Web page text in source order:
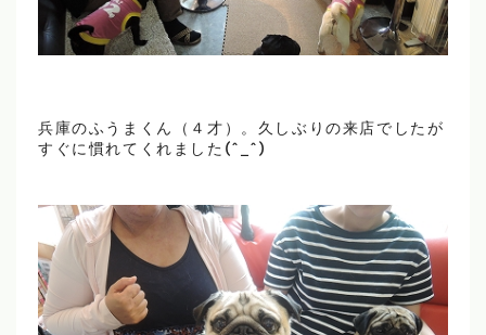
兵庫のふうまくん（４才）。久しぶりの来店でしたが
すぐに慣れてくれました(^_^)